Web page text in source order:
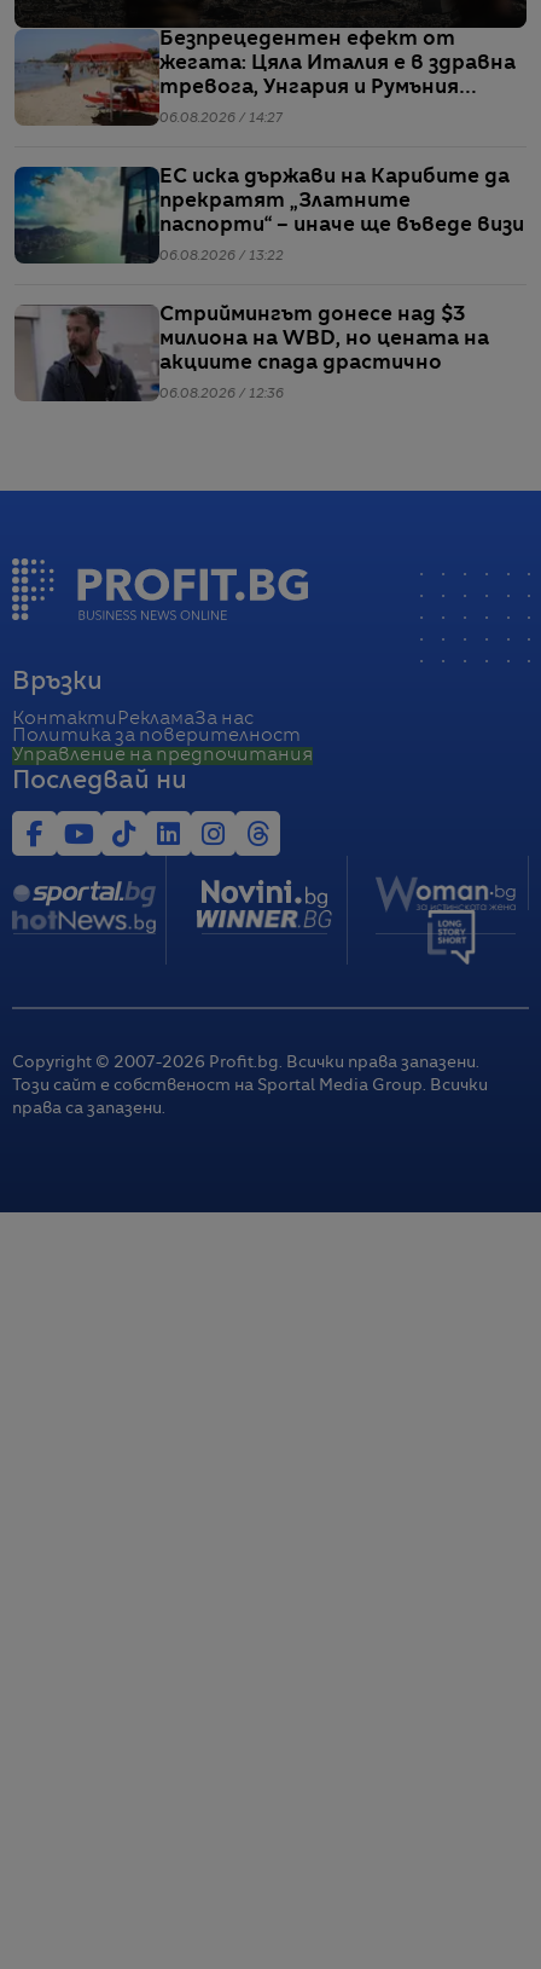
Безпрецедентен ефект от
жегата: Цяла Италия е в здравна
тревога, Унгария и Румъния
пестят електричество
06.08.2026 / 14:27
ЕС иска държави на Карибите да
прекратят „Златните
паспорти“ – иначе ще въведе визи
06.08.2026 / 13:22
Стриймингът донесе над $3
милиона на WBD, но цената на
акциите спада драстично
06.08.2026 / 12:36
Връзки
Контакти РекламаЗа нас
Политика за поверителност
Управление на предпочитания
Последвай ни
Copyright © 2007-2026 Profit.bg. Всички права запазени.
Този сайт е собственост на Sportal Media Group. Всички
права са запазени.